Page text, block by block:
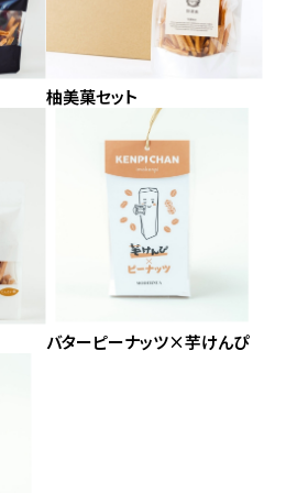
柚美菓セット
バターピーナッツ×芋けんぴ